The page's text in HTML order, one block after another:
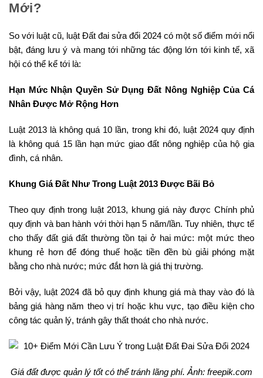
Mới?
So với luật cũ, luật Đất đai sửa đổi 2024 có một số điểm mới nổi
bật, đáng lưu ý và mang tới những tác động lớn tới kinh tế, xã
hội có thể kể tới là:
Hạn Mức Nhận Quyền Sử Dụng Đất Nông Nghiệp Của Cá
Nhân Được Mở Rộng Hơn
Luật 2013 là không quá 10 lần, trong khi đó, luật 2024 quy định
là không quá 15 lần hạn mức giao đất nông nghiệp của hộ gia
đình, cá nhân.
Khung Giá Đất Như Trong Luật 2013 Được Bãi Bỏ
Theo quy định trong luật 2013, khung giá này được Chính phủ
quy định và ban hành với thời hạn 5 năm/lần. Tuy nhiên, thực tế
cho thấy đất giá đất thường tồn tại ở hai mức: một mức theo
khung rẻ hơn để đóng thuế hoặc tiền đền bù giải phóng mặt
bằng cho nhà nước; mức đắt hơn là giá thị trường.
Bởi vậy, luật 2024 đã bỏ quy định khung giá mà thay vào đó là
bảng giá hàng năm theo vị trí hoặc khu vực, tạo điều kiện cho
công tác quản lý, tránh gây thất thoát cho nhà nước.
Giá đất được quản lý tốt có thể tránh lãng phí. Ảnh: freepik.com